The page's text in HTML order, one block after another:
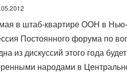
в штаб-квартире ООН в
Постоянного форума по
из дискуссий этого года
народами в